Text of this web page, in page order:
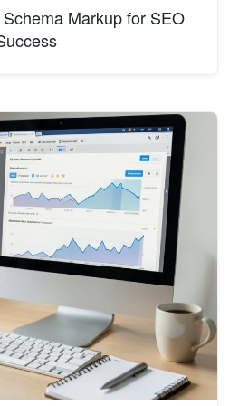
Markup for SEO